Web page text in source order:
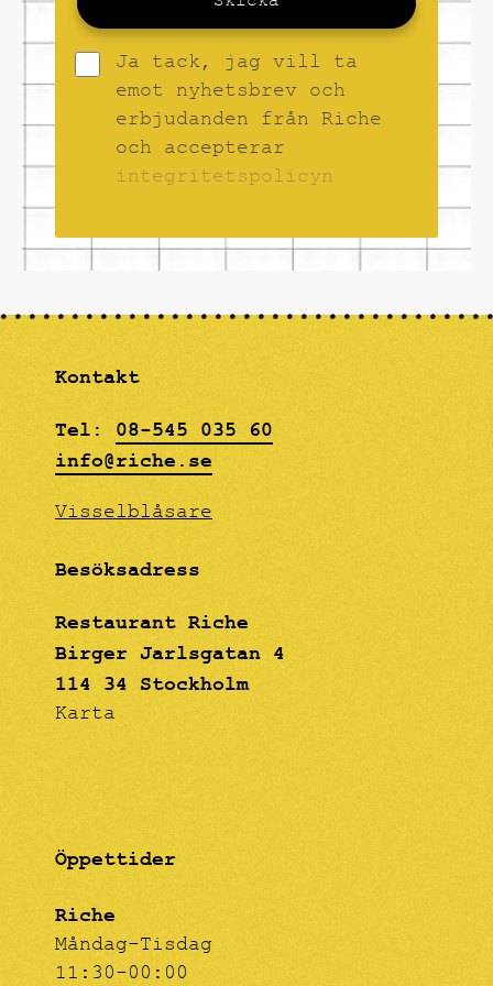
Ja tack, jag vill ta
emot nyhetsbrev och
erbjudanden från Riche
och accepterar
integritetspolicyn
Öppettider
Riche
Måndag-Tisdag
11:30-00:00
Kontakt
Tel: 08-545 035 60
info@riche.se
Visselblåsare
Besöksadress
Restaurant Riche
Birger Jarlsgatan 4
114 34 Stockholm
Karta